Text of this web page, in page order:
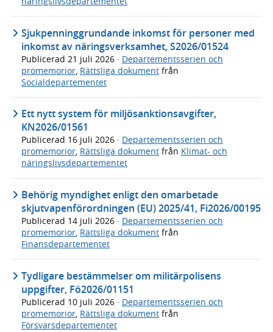
Sjukpenninggrundande inkomst för personer med
inkomst av näringsverksamhet, S2026/01524
Publicerad 21 juli 2026 · Departementsserien och
promemorior Rättsliga dokument från
Socialdepartementet
Ett nytt system för miljösanktionsavgifter,
KN2026/01561
Publicerad 16 juli 2026 · Departementsserien och
promemorior, Rättsliga dokument från Klimat- och
näringslivsdepartementet
Behörig myndighet enligt den omarbetade
skjutvapenförordningen (EU) 2025/41, Fi2026/00195
Publicerad 14 juli 2026 · Departementsserien och
promemorior, Rättsliga dokument från
Finansdepartementet
Tydligare bestämmelser om militärpolisens
uppgifter, Fö2026/01151
Publicerad 10 juli 2026 · Departementsserien och
promemorior Rättsliga dokument från
Försvarsdepartementet